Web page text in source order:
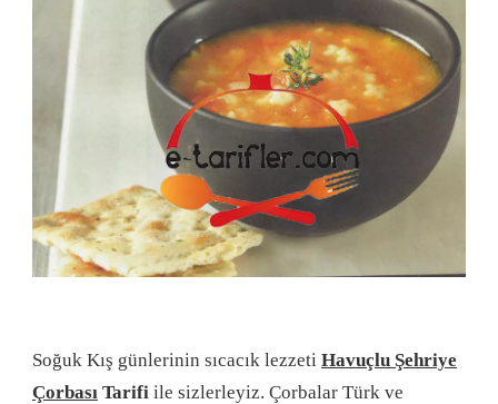
Soğuk Kış günlerinin sıcacık lezzeti Havuçlu Şehriye
Çorbası Tarifi ile sizlerleyiz. Çorbalar Türk ve